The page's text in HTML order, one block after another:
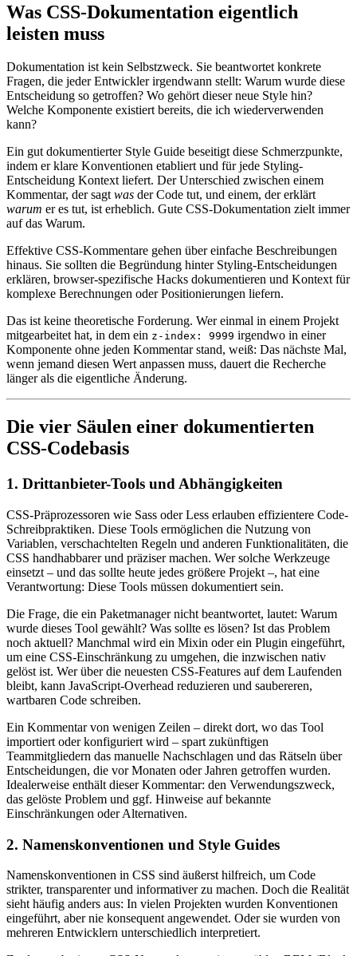
Was CSS-Dokumentation eigentlich
leisten muss
Dokumentation ist kein Selbstzweck. Sie beantwortet konkrete
Fragen, die jeder Entwickler irgendwann stellt: Warum wurde diese
Entscheidung so getroffen? Wo gehört dieser neue Style hin?
Welche Komponente existiert bereits, die ich wiederverwenden
kann?
Ein gut dokumentierter Style Guide beseitigt diese Schmerzpunkte,
indem er klare Konventionen etabliert und für jede Styling-
Entscheidung Kontext liefert. Der Unterschied zwischen einem
Kommentar, der sagtwas der Code tut, und einem, der erklärt
warum er es tut, ist erheblich. Gute CSS-Dokumentation zielt immer
auf das Warum.
Effektive CSS-Kommentare gehen über einfache Beschreibungen
hinaus. Sie sollten die Begründung hinter Styling-Entscheidungen
erklären, browser-spezifische Hacks dokumentieren und Kontext für
komplexe Berechnungen oder Positionierungen liefern.
Das ist keine theoretische Forderung. Wer einmal in einem Projekt
mitgearbeitet hat, in dem ein z-index: 9999 irgendwo in einer
Komponente ohne jeden Kommentar stand, weiß: Das nächste Mal,
wenn jemand diesen Wert anpassen muss, dauert die Recherche
länger als die eigentliche Änderung.
Die vier Säulen einer dokumentierten
CSS-Codebasis
1. Drittanbieter-Tools und Abhängigkeiten
CSS-Präprozessoren wie Sass oder Less erlauben effizientere Code-
Schreibpraktiken. Diese Tools ermöglichen die Nutzung von
Variablen, verschachtelten Regeln und anderen Funktionalitäten, die
CSS handhabbarer und präziser machen. Wer solche Werkzeuge
einsetzt – und das sollte heute jedes größere Projekt –, hat eine
Verantwortung: Diese Tools müssen dokumentiert sein.
Die Frage, die ein Paketmanager nicht beantwortet, lautet: Warum
wurde dieses Tool gewählt? Was sollte es lösen? Ist das Problem
noch aktuell? Manchmal wird ein Mixin oder ein Plugin eingeführt,
um eine CSS-Einschränkung zu umgehen, die inzwischen nativ
gelöst ist. Wer über die neuesten CSS-Features auf dem Laufenden
bleibt, kann JavaScript-Overhead reduzieren und saubereren,
wartbaren Code schreiben.
Ein Kommentar von wenigen Zeilen – direkt dort, wo das Tool
importiert oder konfiguriert wird – spart zukünftigen
Teammitgliedern das manuelle Nachschlagen und das Rätseln über
Entscheidungen, die vor Monaten oder Jahren getroffen wurden.
Idealerweise enthält dieser Kommentar: den Verwendungszweck,
das gelöste Problem und ggf. Hinweise auf bekannte
Einschränkungen oder Alternativen.
2. Namenskonventionen und Style Guides
Namenskonventionen in CSS sind äußerst hilfreich, um Code
strikter, transparenter und informativer zu machen. Doch die Realität
sieht häufig anders aus: In vielen Projekten wurden Konventionen
eingeführt, aber nie konsequent angewendet. Oder sie wurden von
mehreren Entwicklern unterschiedlich interpretiert.